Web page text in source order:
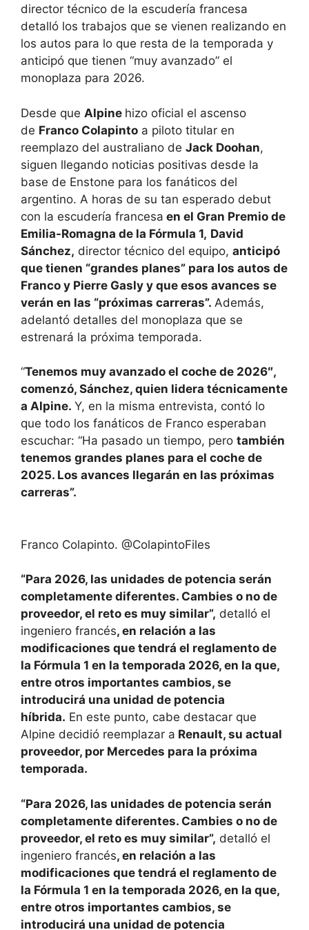
director técnico de la escudería francesa
detalló los trabajos que se vienen realizando en
los autos para lo que resta de la temporada y
anticipó que tienen “muy avanzado” el
monoplaza para 2026.
Desde que Alpine hizo oficial el ascenso
de Franco Colapinto a piloto titular en
reemplazo del australiano de Jack Doohan,
siguen llegando noticias positivas desde la
base de Enstone para los fanáticos del
argentino. A horas de su tan esperado debut
con la escudería francesa en el Gran Premio de
Emilia-Romagna de la Fórmula 1, David
Sánchez, director técnico del equipo, anticipó
que tienen “grandes planes” para los autos de
Franco y Pierre Gasly y que esos avances se
verán en las “próximas carreras”. Además,
adelantó detalles del monoplaza que se
estrenará la próxima temporada.
“Tenemos muy avanzado el coche de 2026″,
comenzó, Sánchez, quien lidera técnicamente
a Alpine. Y, en la misma entrevista, contó lo
que todo los fanáticos de Franco esperaban
escuchar: “Ha pasado un tiempo, pero también
tenemos grandes planes para el coche de
2025. Los avances llegarán en las próximas
carreras”.
Franco Colapinto. @ColapintoFiles
“Para 2026, las unidades de potencia serán
completamente diferentes. Cambies o no de
proveedor, el reto es muy similar”, detalló el
ingeniero francés, en relación a las
modificaciones que tendrá el reglamento de
la Fórmula 1 en la temporada 2026, en la que,
entre otros importantes cambios, se
introducirá una unidad de potencia
híbrida. En este punto, cabe destacar que
Alpine decidió reemplazar a Renault, su actual
proveedor, por Mercedes para la próxima
temporada.
“Para 2026, las unidades de potencia serán
completamente diferentes. Cambies o no de
proveedor, el reto es muy similar”, detalló el
ingeniero francés, en relación a las
modificaciones que tendrá el reglamento de
la Fórmula 1 en la temporada 2026, en la que,
entre otros importantes cambios, se
introducirá una unidad de potencia